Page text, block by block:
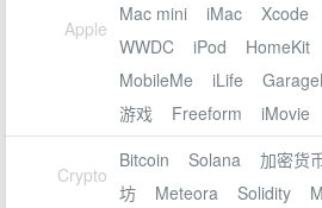
Apple
Mac mini
iMac Xcode
WWDC
iPod HomeKit
MobileMe
iLife
游戏
Freeform iMovie
Crypto
Bitcoin Solana 加密货
坊
Meteora Solidity